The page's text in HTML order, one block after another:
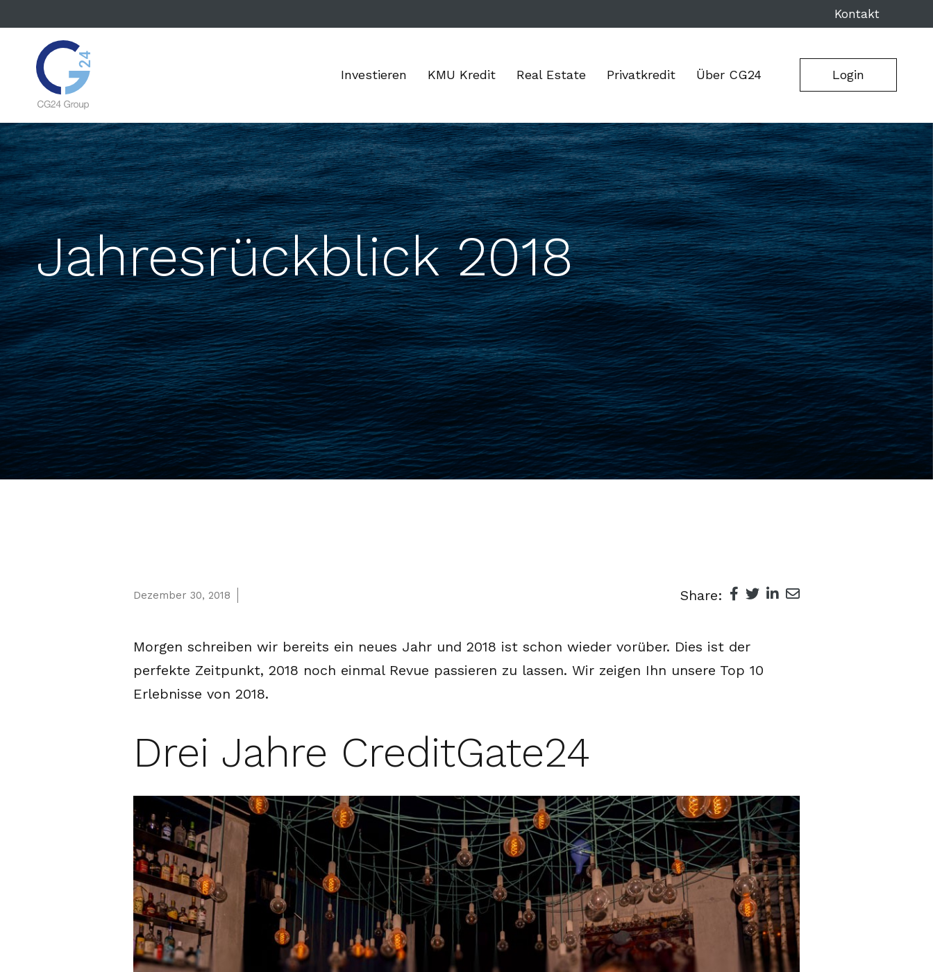
Kontakt
Investieren KMU Kredit Real Estate Privatkredit Über CG24 Login
Jahresrückblick 2018
Dezember 30, 2018 Share:
Morgen schreiben wir bereits ein neues Jahr und 2018 ist schon wieder vorüber. Dies ist der
perfekte Zeitpunkt, 2018 noch einmal Revue passieren zu lassen. Wir zeigen Ihn unsere Top 10
Erlebnisse von 2018.
Drei Jahre CreditGate24